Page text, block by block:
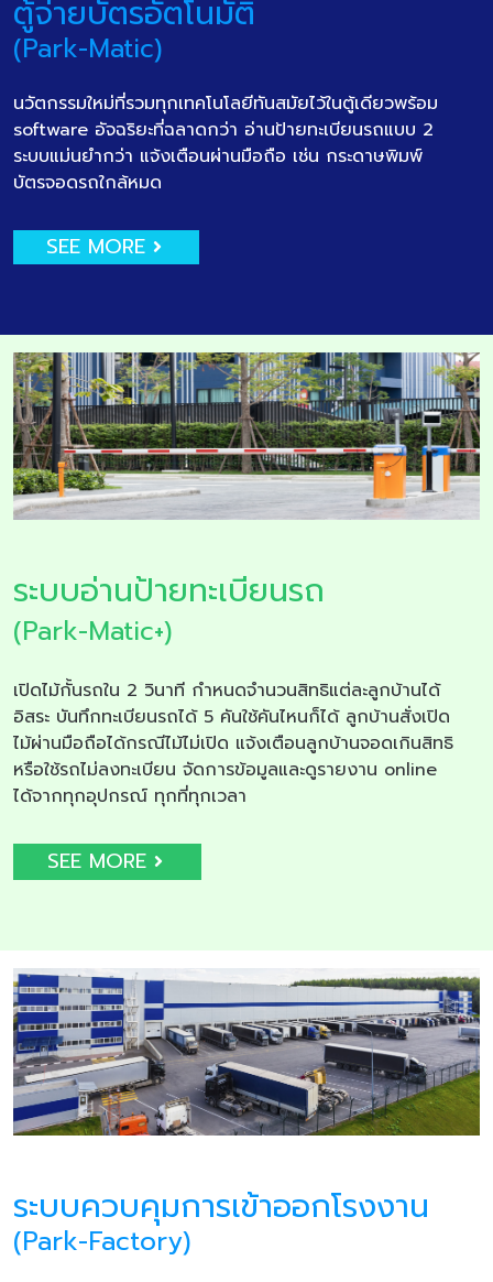
ตู้จ่ายบัตรอัตโนมัติ
(Park-Matic)
นวัตกรรมใหม่ที่รวมทุกเทคโนโลยีทันสมัยไว้ในตู้เดียวพร้อม
software อัจฉริยะที่ฉลาดกว่า อ่านป้ายทะเบียนรถแบบ 2
ระบบแม่นยำกว่า แจ้งเตือนผ่านมือถือ เช่น กระดาษพิมพ์
บัตรจอดรถใกล้หมด
SEE MORE
ระบบอ่านป้ายทะเบียนรถ
(Park-Matic+)
เปิดไม้กั้นรถใน 2 วินาที กำหนดจำนวนสิทธิแต่ละลูกบ้านได้
อิสระ บันทึกทะเบียนรถได้ 5 คันใช้คันไหนก็ได้ ลูกบ้านสั่งเปิด
ไม้ผ่านมือถือได้กรณีไม้ไม่เปิด แจ้งเตือนลูกบ้านจอดเกินสิทธิ
หรือใช้รถไม่ลงทะเบียน จัดการข้อมูลและดูรายงาน online
ได้จากทุกอุปกรณ์ ทุกที่ทุกเวลา
SEE MORE
ระบบควบคุมการเข้าออกโรงงาน
(Park-Factory)